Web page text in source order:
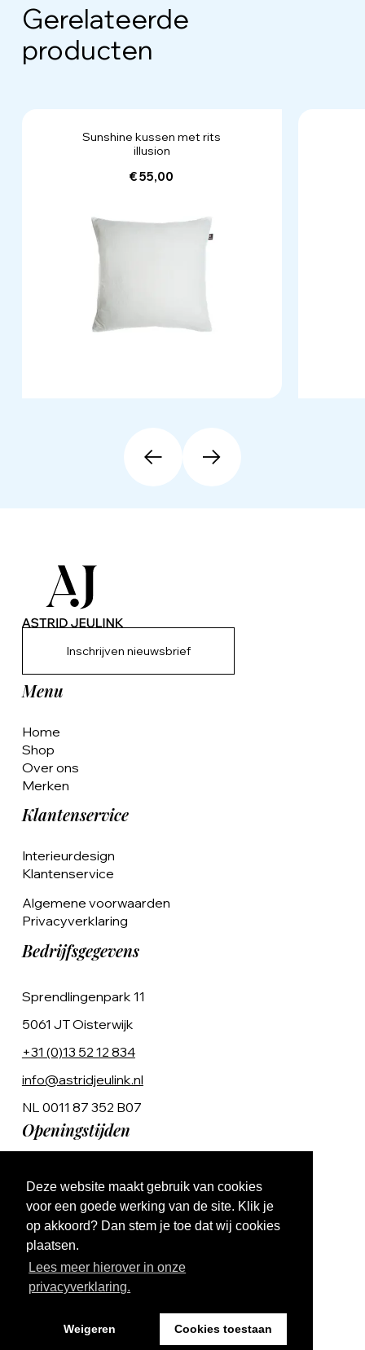
Deze website maakt gebruik van cookies
voor een goede werking van de site. Klik je
op akkoord? Dan stem je toe dat wij cookies
plaatsen.
Lees meer hierover in onze
privacyverklaring.
Weigeren Cookies toestaan
Gerelateerde
producten
Sunshine kussen met rits
illusion
€ 55,00
Inschrijven nieuwsbrief
Menu
Home
Shop
Over ons
Merken
Klantenservice
Interieurdesign
Klantenservice
Algemene voorwaarden
Privacyverklaring
Bedrijfsgegevens
Sprendlingenpark 11
5061 JT Oisterwijk
+31 (0)13 52 12 834
info@astridjeulink.nl
NL 0011 87 352 B07
Openingstijden
Ma t/m Vr 9:00 - 17:00
Website by The Cre8ion.Lab